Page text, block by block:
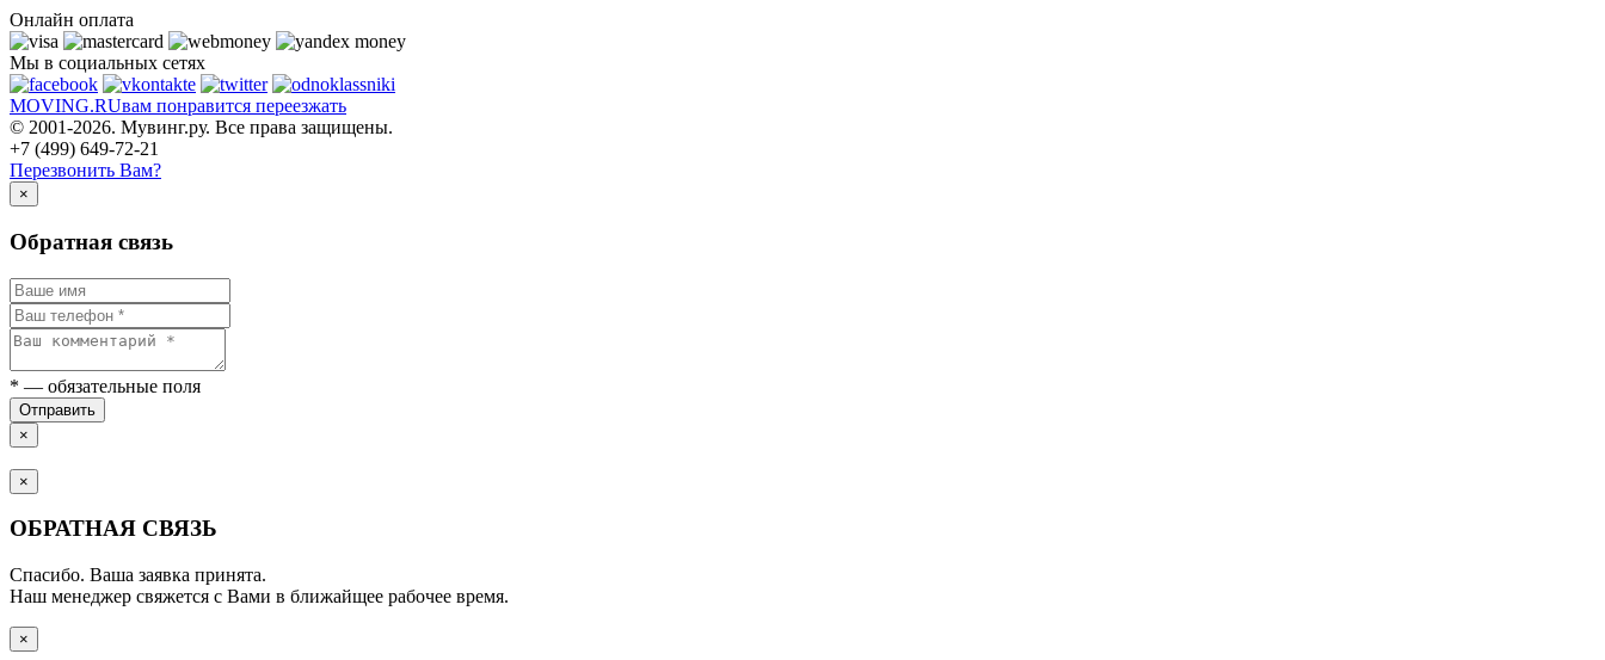
Онлайн оплата
Мы в социальных сетях
MOVING.RUвам понравится переезжать
© 2001-2026. Мувинг.ру. Все права защищены.
+7 (499) 649-72-21
Перезвонить Вам?
×
Обратная связь
* — обязательные поля
Отправить
×
×
ОБРАТНАЯ СВЯЗЬ
Спасибо. Ваша заявка принята.
Наш менеджер свяжется с Вами в ближайщее рабочее время.
×